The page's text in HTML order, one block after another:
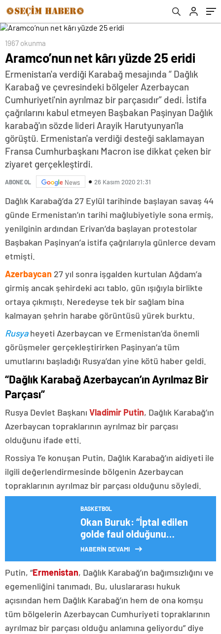
1967 okunma
Aramco’nun net kârı yüzde 25 eridi
Ermenistan'a verdiği Karabağ mesajında “ Dağlık
Karabağ ve çevresindeki bölgeler Azerbaycan
Cumhuriyeti'nin ayrılmaz bir parçasıdır” dedi. İstifa
çağrılarını kabul etmeyen Başbakan Paşinyan Dağlık
karabağ'ın sözde lideri Arayik Harutyunyan'la
görüştü. Ermenistan'a verdiği desteği saklamayan
Fransa Cumhurbaşkanı Macron ise dikkat çeken bir
ziyaret gerçekleştirdi.
ABONE OL News 26 Kasım 2020 21:31
Dağlık Karabağ’da 27 Eylül tarihinde başlayan savaş 44
günde Ermenistan’ın tarihi mağlubiyetiyle sona ermiş,
yenilginin ardından Erivan’da başlayan protestolar
Başbakan Paşinyan’a istifa çağrılarıyla günlerce devam
etmişti.
Azerbaycan 27 yıl sonra işgalden kurtulan Ağdam’a
girmiş ancak şehirdeki acı tablo, gün ışığıyla birlikte
ortaya çıkmıştı. Neredeyse tek bir sağlam bina
kalmayan şehrin harabe görüntüsü yürek burktu.
Rusyaheyeti Azerbaycan ve Ermenistan’da önemli
görüşmeler gerçekleştirirken Paşinyan’a tüm
umutlarını başladığı Rusya’dan yine kötü haber geldi.
“Dağlık Karabağ Azerbaycan’ın Ayrılmaz Bir
Parçası”
Rusya Devlet Başkanı Vladimir Putin, Dağlık Karabağ’ın
Azerbaycan topraklarının ayrılmaz bir parçası
olduğunu ifade etti.
Rossiya 1’e konuşan Putin, Dağlık Karabağ’ın aidiyeti ile
ilgili değerlendirmesinde bölgenin Azerbaycan
topraklarının ayrılmaz bir parçası olduğunu söyledi.
BASKETBOL
Okan Buruk: “İptal edilen
golde faul olduğunu
düşünmüyorum”
HABERİN DEVAMI
Putin, “Ermenistan, Dağlık Karabağ’ın bağımsızlığını ve
egemenliğini tanımadı. Bu, uluslararası hukuk
açısından hem Dağlık Karabağ’ın hem de ona komşu
tüm bölgelerin Azerbaycan Cumhuriyeti topraklarının
ayrılmaz bir parçası olduğu anlamına geliyordu” diye